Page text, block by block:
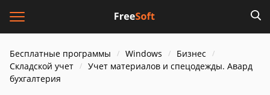
Бесплатные программы Windows
Бизнес
Складской учет
Учет материалов и спецодежды. Авард
бухгалтерия